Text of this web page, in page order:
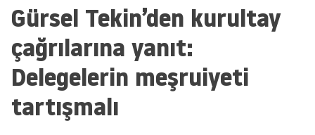
Ağrı
Amasya
Ankara
Gürsel Tekin’den kurultay
çağrılarına yanıt:
Delegelerin meşruiyeti
tartışmalı